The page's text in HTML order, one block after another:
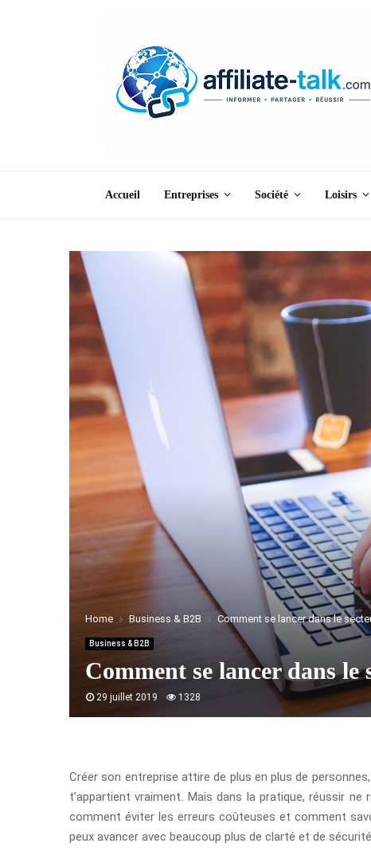
Accueil Entreprises Société Loisirs
Home Business & B2B Comment se lancer dans le
Business & B2B
Comment se lancer dans
29 juillet 2019 1328
Créer son entreprise attire de plus en plus de
t’appartient vraiment. Mais dans la pratique, réussir
comment éviter les erreurs coûteuses et comment
peux avancer avec beaucoup plus de clarté et de sécurité.